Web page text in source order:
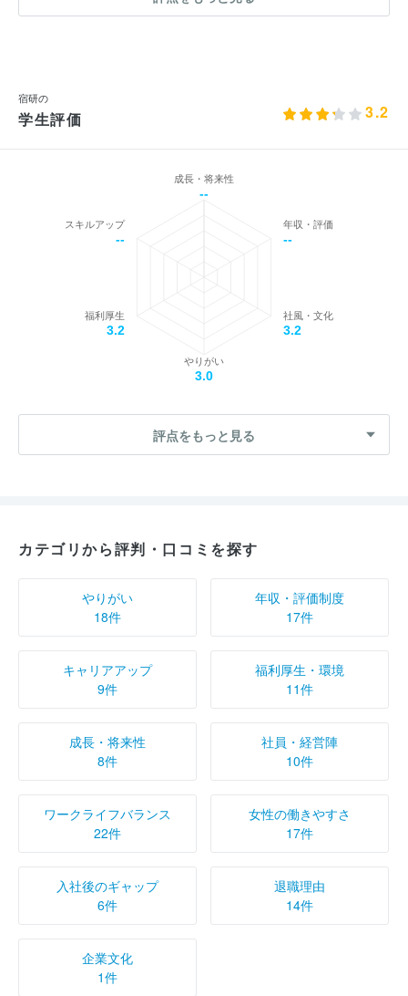
宿研の
学生評価 3.2
成長・将来性
--
年収・評価
--
社風・文化
3.2
やりがい
3.0
福利厚生
3.2
スキルアップ
--
評点をもっと見る
カテゴリから評判・口コミを探す
やりがい
18件
年収・評価制度
17件
キャリアアップ
9件
福利厚生・環境
11件
成長・将来性
8件
社員・経営陣
10件
ワークライフバランス
22件
女性の働きやすさ
17件
入社後のギャップ
6件
退職理由
14件
企業文化
1件